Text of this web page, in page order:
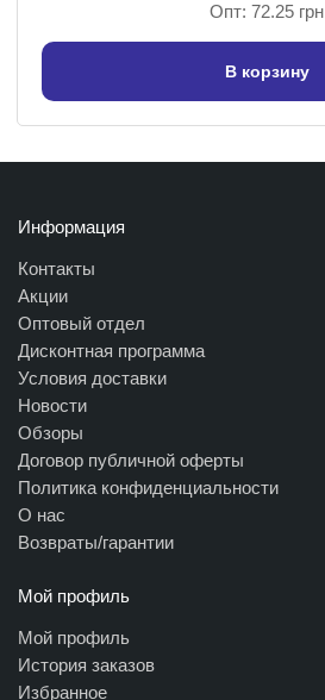
Опт: 72.25 грн
В корзину
Информация
Контакты
Акции
Оптовый отдел
Дисконтная программа
Условия доставки
Новости
Обзоры
Договор публичной оферты
Политика конфиденциальности
О нас
Возвраты/гарантии
Мой профиль
Мой профиль
История заказов
Избранное